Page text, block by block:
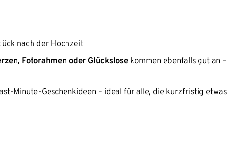
nach der Hochzeit
Fotorahmen oder Glückslose kommen ebenfalls gut an –
Minute-Geschenkideen – ideal für alle, die kurzfristig etwas